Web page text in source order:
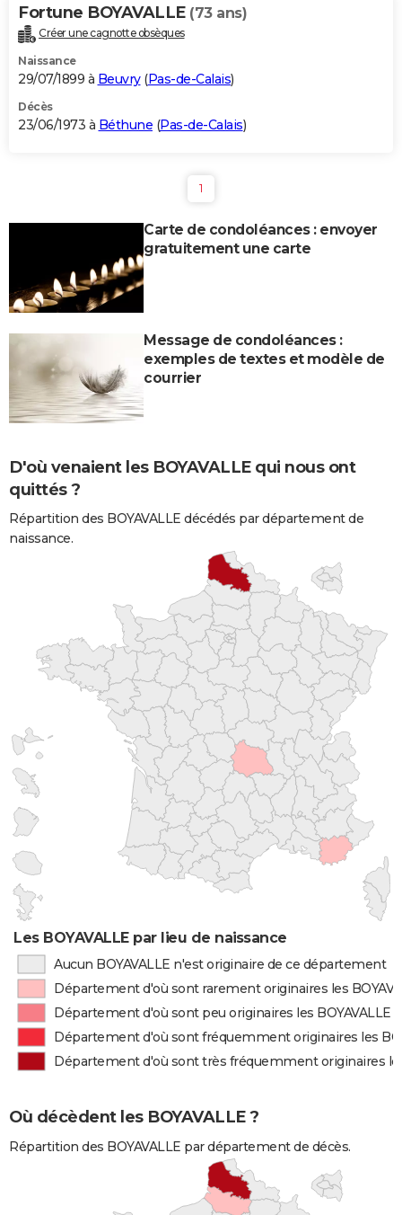
Fortune BOYAVALLE (73 ans)
Créer une cagnotte obsèques
Naissance
29/07/1899 à Beuvry(Pas-de-Calais)
Décès
23/06/1973 à Béthune (Pas-de-Calais)
1
Carte de condoléances : envoyer
gratuitement une carte
Message de condoléances :
exemples de textes et modèle de
courrier
D'où venaient les BOYAVALLE qui nous ont
quittés ?
Répartition des BOYAVALLE décédés par département de
naissance.
Les BOYAVALLE par lieu de naissance
Aucun BOYAVALLE n'est originaire de ce département
Département d'où sont rarement originaires les
Département d'où sont peu originaires les BOYAVALLE
Département d'où sont fréquemment originaires les
Département d'où sont très fréquemment originaires les
Où décèdent les BOYAVALLE ?
Répartition des BOYAVALLE par département de décès.